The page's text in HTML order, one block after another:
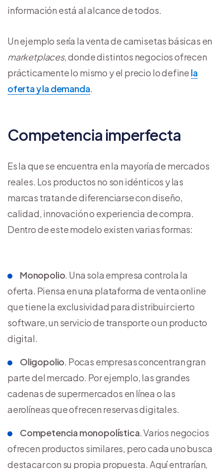
información está al alcance de todos.
Un ejemplo sería la venta de camisetas básicas en
marketplaces, donde distintos negocios ofrecen
prácticamente lo mismo y el precio lo define la
oferta y la demanda.
Competencia imperfecta
Es la que se encuentra en la mayoría de mercados
reales. Los productos no son idénticos y las
marcas tratan de diferenciarse con diseño,
calidad, innovación o experiencia de compra.
Dentro de este modelo existen varias formas:
Monopolio. Una sola empresa controla la
oferta. Piensa en una plataforma de venta online
que tiene la exclusividad para distribuir cierto
software, un servicio de transporte o un producto
digital.
Oligopolio. Pocas empresas concentran gran
parte del mercado. Por ejemplo, las grandes
cadenas de supermercados en línea o las
aerolíneas que ofrecen reservas digitales.
Competencia monopolística. Varios negocios
ofrecen productos similares, pero cada uno busca
destacar con su propia propuesta. Aquí entrarían,